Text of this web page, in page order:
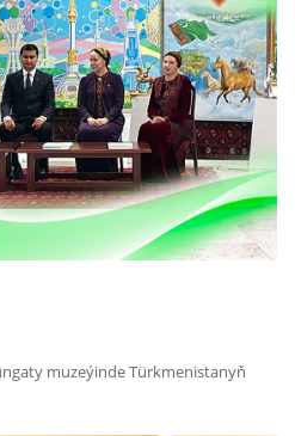
muzeýinde Türkmenistanyň